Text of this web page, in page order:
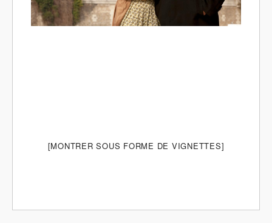
[MONTRER SOUS FORME DE VIGNETTES]